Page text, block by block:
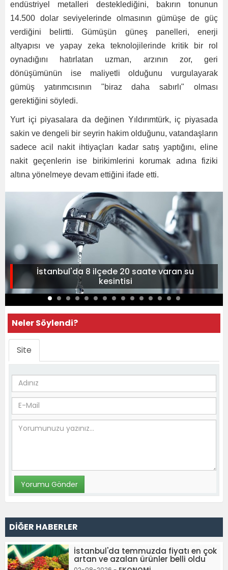
endüstriyel metalleri desteklediğini, bakırın tonunun
14.500 dolar seviyelerinde olmasının gümüşe de güç
verdiğini belirtti. Gümüşün güneş panelleri, enerji
altyapısı ve yapay zeka teknolojilerinde kritik bir rol
oynadığını hatırlatan uzman, arzının zor, geri
dönüşümünün ise maliyetli olduğunu vurgulayarak
gümüş yatırımcısının "biraz daha sabırlı" olması
gerektiğini söyledi.
Yurt içi piyasalara da değinen Yıldırımtürk, iç piyasada
sakin ve dengeli bir seyrin hakim olduğunu, vatandaşların
sadece acil nakit ihtiyaçları kadar satış yaptığını, eline
nakit geçenlerin ise birikimlerini korumak adına fiziki
altına yönelmeye devam ettiğini ifade etti.
İstanbul'da 8 ilçede 20 saate varan su
kesintisi
Neler Söylendi?
Site
DİĞER HABERLER
İstanbul'da temmuzda fiyatı en çok
artan ve azalan ürünler belli oldu